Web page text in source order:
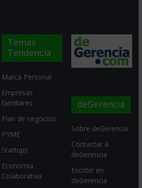
Temas
Tendencia
Marca Personal
Empresas
familiares
Plan de negocios
PYME
Startups
Economia
Colaborativa
deGerencia
Sobre deGerencia
Contactar a
deGerencia
Escribir en
deGerencia